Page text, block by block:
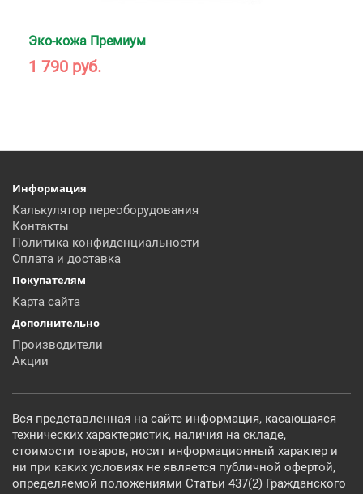
Эко-кожа Премиум
1 790 руб.
Информация
Калькулятор переоборудования
Контакты
Политика конфиденциальности
Оплата и доставка
Покупателям
Карта сайта
Дополнительно
Производители
Акции
Вся представленная на сайте информация, касающаяся
технических характеристик, наличия на складе,
стоимости товаров, носит информационный характер и
ни при каких условиях не является публичной офертой,
определяемой положениями Статьи 437(2) Гражданского